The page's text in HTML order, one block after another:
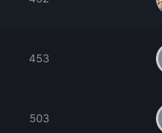
453
503